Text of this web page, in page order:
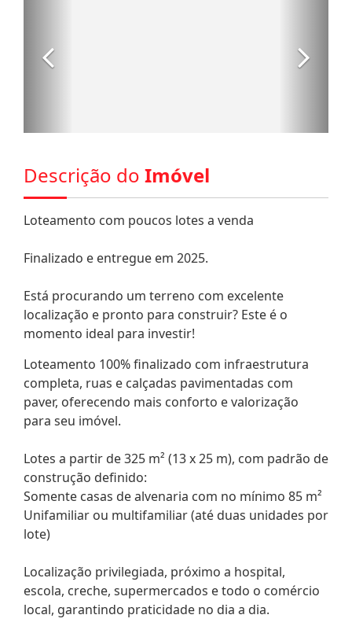
Descrição do Imóvel
Loteamento com poucos lotes a venda
Finalizado e entregue em 2025.
Está procurando um terreno com excelente
localização e pronto para construir? Este é o
momento ideal para investir!
Loteamento 100% finalizado com infraestrutura
completa, ruas e calçadas pavimentadas com
paver, oferecendo mais conforto e valorização
para seu imóvel.
Lotes a partir de 325 m² (13 x 25 m), com padrão de
construção definido:
Somente casas de alvenaria com no mínimo 85 m²
Unifamiliar ou multifamiliar (até duas unidades por
lote)
Localização privilegiada, próximo a hospital,
escola, creche, supermercados e todo o comércio
local, garantindo praticidade no dia a dia.